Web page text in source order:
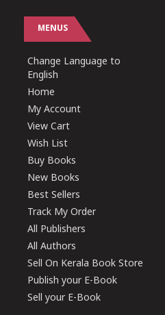
MENUS
Change Language to
English
Home
My Account
View Cart
Wish List
Buy Books
New Books
Best Sellers
Track My Order
All Publishers
All Authors
Sell On Kerala Book Store
Publish your E-Book
Sell your E-Book